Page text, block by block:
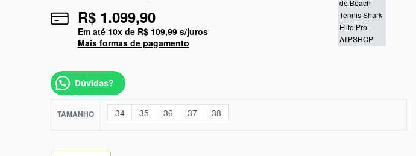
R$1.099,90
Em até 10x de R$109,99s/juros
Mais formas de pagamento
Dúvidas?
TAMANHO 34 35 36 37 38